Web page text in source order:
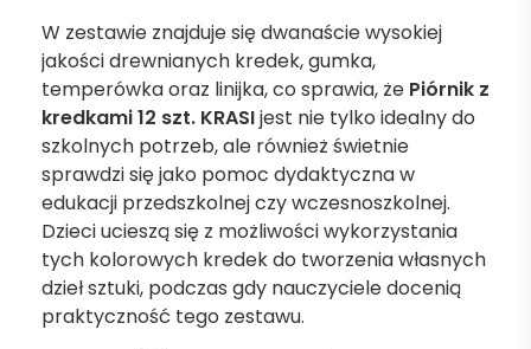
W zestawie znajduje się dwanaście wysokiej
jakości drewnianych kredek, gumka,
temperówka oraz linijka, co sprawia, że Piórnik z
kredkami 12 szt. KRASIjest nie tylko idealny do
szkolnych potrzeb, ale również świetnie
sprawdzi się jako pomoc dydaktyczna w
edukacji przedszkolnej czy wczesnoszkolnej.
Dzieci ucieszą się z możliwości wykorzystania
tych kolorowych kredek do tworzenia własnych
dzieł sztuki, podczas gdy nauczyciele docenią
praktyczność tego zestawu.